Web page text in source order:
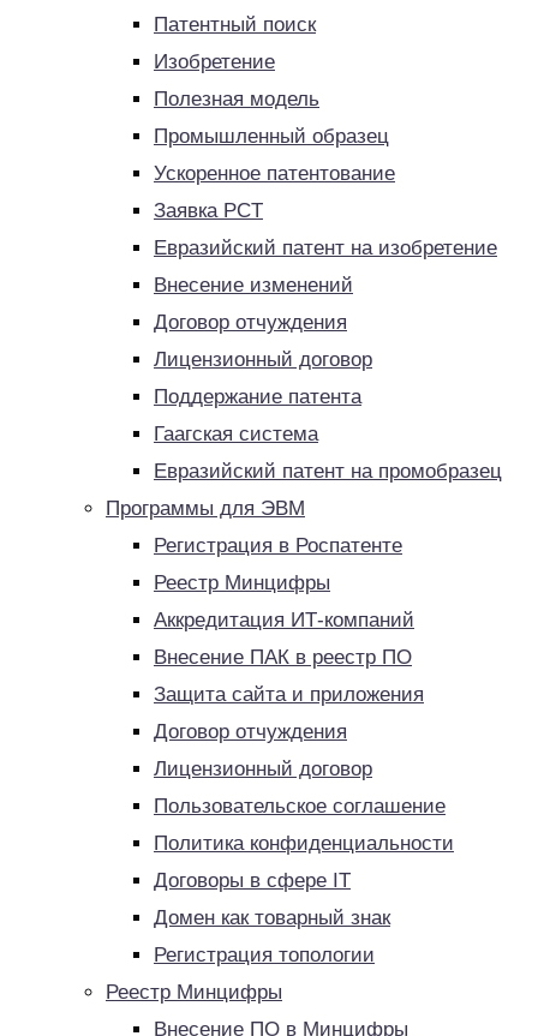
Патентный поиск
Изобретение
Полезная модель
Промышленный образец
Ускоренное патентование
Заявка PCT
Евразийский патент на изобретение
Внесение изменений
Договор отчуждения
Лицензионный договор
Поддержание патента
Гаагская система
Евразийский патент на промобразец
Программы для ЭВМ
Регистрация в Роспатенте
Реестр Минцифры
Аккредитация ИТ-компаний
Внесение ПАК в реестр ПО
Защита сайта и приложения
Договор отчуждения
Лицензионный договор
Пользовательское соглашение
Политика конфиденциальности
Договоры в сфере IT
Домен как товарный знак
Регистрация топологии
Реестр Минцифры
Внесение ПО в Минцифры